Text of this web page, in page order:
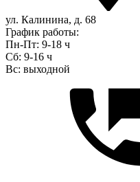
ул. Калинина, д. 68
График работы:
Пн-Пт: 9-18 ч
Сб: 9-16 ч
Вс: выходной